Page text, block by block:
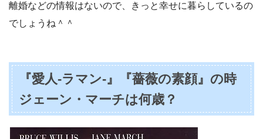
離婚などの情報はないので、きっと幸せに暮らしているの
でしょうね＾＾
『愛人-ラマン-』『薔薇の素顔』の時
ジェーン・マーチは何歳？